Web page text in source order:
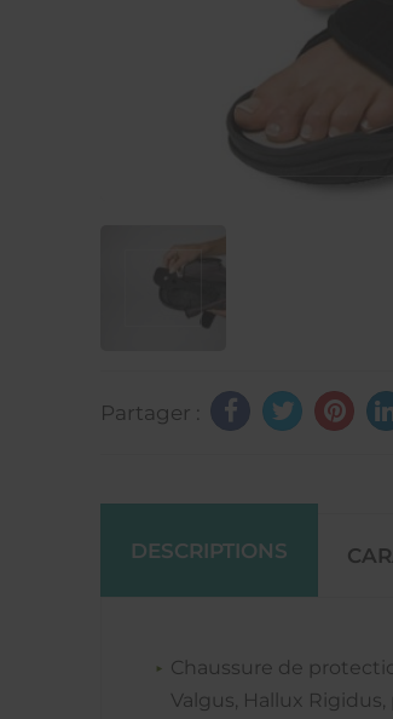
Partager :
DESCRIPTIONS
Chaussure de
Valgus, Hallux